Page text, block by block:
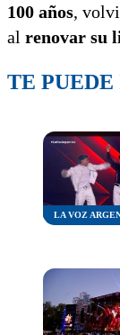
100 años,
al renovar su
TE
LA VOZ